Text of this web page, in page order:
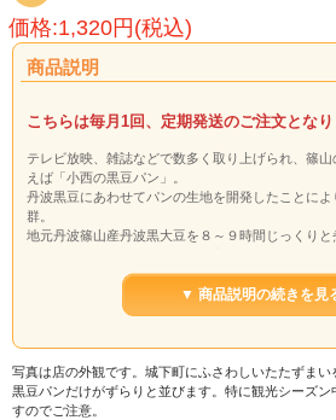
価格:1,320円(税込)
商品説明
こちらは毎月1回、定期発送のご注文とな
テレビ放映、雑誌などで数多く取り上げられ、篠
えば「小西の黒豆パン」。
丹波黒豆にあわせてパンの生地を開発したことに
群。
地元丹波篠山産丹波黒大豆を８～９時間じっくり
い、丹波篠山ならではのお味です。
▼ 商品説明の続きを見
写真は店の外観です。城下町にふさわしいたたずま
黒豆パンだけがずらりと並びます。特に観光シーズン
すのでご注意。